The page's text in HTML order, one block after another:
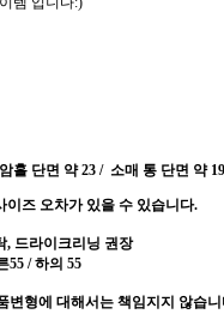
홀 단면 약 23 / 소매 통 단면 약
즈 오차가 있을 수 있습니다.
, 드라이크리닝 권장
55 / 하의 55
변형에 대해서는 책임지지 않습니